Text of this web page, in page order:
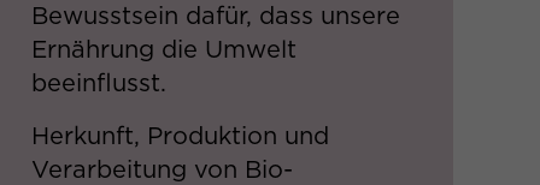
Bewusstsein dafür, dass unsere
Ernährung die Umwelt
beeinflusst.​
Herkunft, Produktion und
Verarbeitung von Bio-